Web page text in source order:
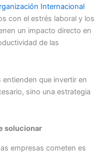
Internacional
con el estrés laboral y los
un impacto directo en
de las
que invertir en
sino una estrategia
solucionar
empresas cometen es